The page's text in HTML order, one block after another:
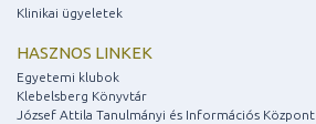
Klinikai ügyeletek
HASZNOS LINKEK
Egyetemi klubok
Klebelsberg Könyvtár
József Attila Tanulmányi és Információs Központ